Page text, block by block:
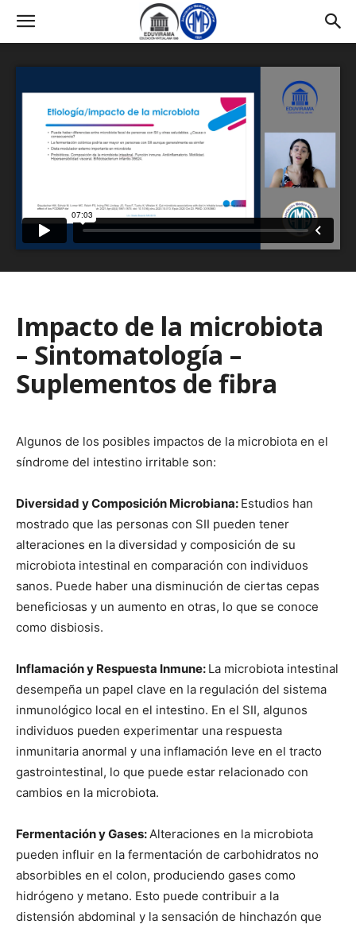
Impacto de la microbiota
– Sintomatología –
Suplementos de fibra
Algunos de los posibles impactos de la microbiota en el
síndrome del intestino irritable son:
Diversidad y Composición Microbiana: Estudios han
mostrado que las personas con SII pueden tener
alteraciones en la diversidad y composición de su
microbiota intestinal en comparación con individuos
sanos. Puede haber una disminución de ciertas cepas
beneficiosas y un aumento en otras, lo que se conoce
como disbiosis.
Inflamación y Respuesta Inmune: La microbiota intestinal
desempeña un papel clave en la regulación del sistema
inmunológico local en el intestino. En el SII, algunos
individuos pueden experimentar una respuesta
inmunitaria anormal y una inflamación leve en el tracto
gastrointestinal, lo que puede estar relacionado con
cambios en la microbiota.
Fermentación y Gases: Alteraciones en la microbiota
pueden influir en la fermentación de carbohidratos no
absorbibles en el colon, produciendo gases como
hidrógeno y metano. Esto puede contribuir a la
distensión abdominal y la sensación de hinchazón que